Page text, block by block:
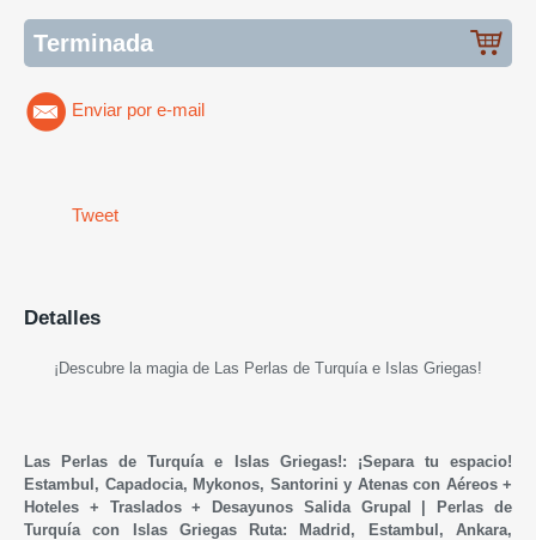
Terminada
Enviar por e-mail
Tweet
Detalles
¡Descubre la magia de Las Perlas de Turquía e Islas Griegas!
Las Perlas de Turquía e Islas Griegas!: ¡Separa tu espacio!
Estambul, Capadocia, Mykonos, Santorini y Atenas con Aéreos +
Hoteles + Traslados + Desayunos Salida Grupal | Perlas de
Turquía con Islas Griegas Ruta: Madrid, Estambul, Ankara,